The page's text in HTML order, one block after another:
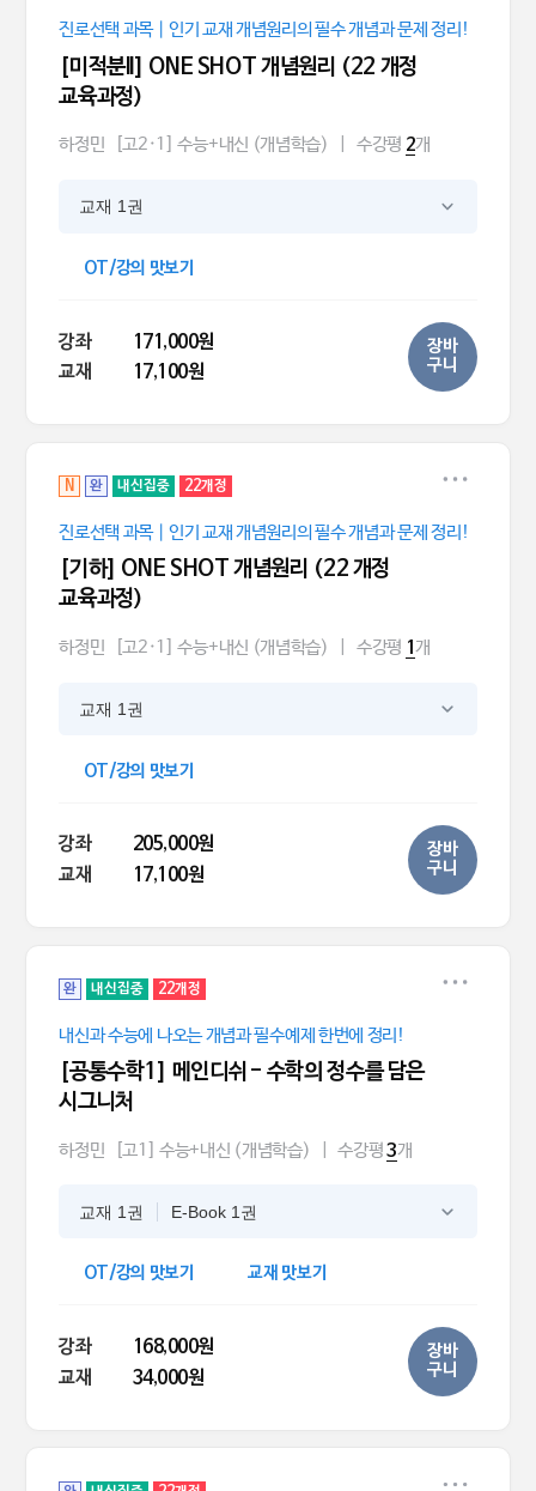
진로선택 과목｜인기 교재 개념원리의 필수 개념과 문제 정리!
[미적분ll] ONE SHOT 개념원리 (22 개정
교육과정)
하정민 [고2·1] 수능+내신 (개념학습) 수강평 2개
교재 1권
OT/강의 맛보기
강좌
171,000원
교재
17,100원
장바
구니
N 완 내신집중 22개정
진로선택 과목｜인기 교재 개념원리의 필수 개념과 문제 정리!
[기하] ONE SHOT 개념원리 (22 개정
교육과정)
하정민 [고2·1] 수능+내신 (개념학습) 수강평 1개
교재 1권
OT/강의 맛보기
강좌
205,000원
교재
17,100원
장바
구니
완 내신집중 22개정
내신과 수능에 나오는 개념과 필수예제 한번에 정리!
[공통수학1] 메인디쉬 - 수학의 정수를 담은
시그니처
하정민 [고1] 수능+내신 (개념학습) 수강평3개
교재 1권 E-Book 1권
OT/강의 맛보기 교재 맛보기
강좌
168,000원
교재
34,000원
장바
구니